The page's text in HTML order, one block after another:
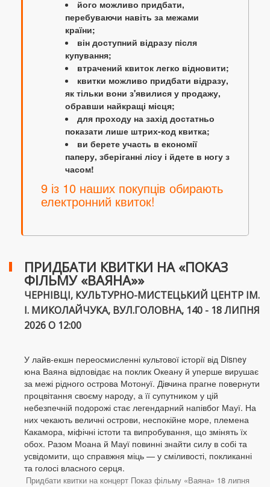
його можливо придбати,
перебуваючи навіть за межами
країни;
він доступний відразу після
купування;
втрачений квиток легко відновити;
квитки можливо придбати відразу,
як тільки вони з'явилися у продажу,
обравши найкращі місця;
для проходу на захід достатньо
показати лише штрих-код квитка;
ви берете участь в економії
паперу, зберіганні лісу і йдете в ногу з
часом!
9 із 10 наших покупців обирають
електронний квиток!
ПРИДБАТИ КВИТКИ НА «ПОКАЗ
ФІЛЬМУ «ВАЯНА»»
ЧЕРНІВЦІ, КУЛЬТУРНО-МИСТЕЦЬКИЙ ЦЕНТР ІМ.
І. МИКОЛАЙЧУКА, ВУЛ.ГОЛОВНА, 140 - 18 ЛИПНЯ
2026 О 12:00
У лайв-екшн переосмисленні культової історії від Disney
юна Ваяна відповідає на поклик Океану й уперше вирушає
за межі рідного острова Мотонуї. Дівчина прагне повернути
процвітання своєму народу, а її супутником у цій
небезпечній подорожі стає легендарний напівбог Мауї. На
них чекають величні острови, неспокійне море, племена
Какамора, міфічні істоти та випробування, що змінять їх
обох. Разом Моана й Мауї повинні знайти силу в собі та
усвідомити, що справжня міць — у сміливості, покликанні
та голосі власного серця.
Придбати квитки на концерт Показ фільму «Ваяна» 18 липня